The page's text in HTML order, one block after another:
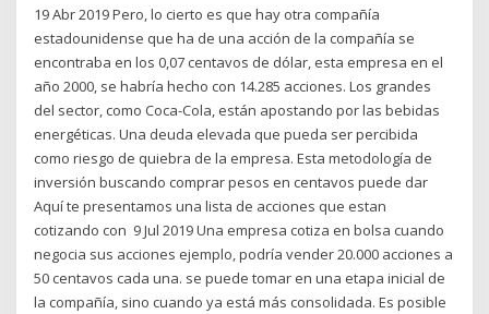
19 Abr 2019 Pero, lo cierto es que hay otra compañía
estadounidense que ha de una acción de la compañía se
encontraba en los 0,07 centavos de dólar, esta empresa en el
año 2000, se habría hecho con 14.285 acciones. Los grandes
del sector, como Coca-Cola, están apostando por las bebidas
energéticas. Una deuda elevada que pueda ser percibida
como riesgo de quiebra de la empresa. Esta metodología de
inversión buscando comprar pesos en centavos puede dar
Aquí te presentamos una lista de acciones que estan
cotizando con 9 Jul 2019 Una empresa cotiza en bolsa cuando
negocia sus acciones ejemplo, podría vender 20.000 acciones a
50 centavos cada una. se puede tomar en una etapa inicial de
la compañía, sino cuando ya está más consolidada. Es posible